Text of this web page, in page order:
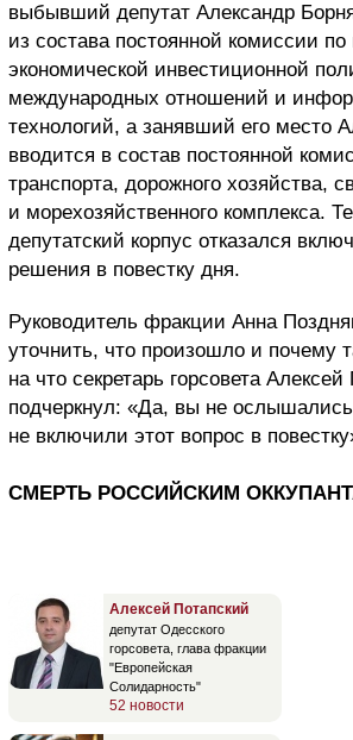
выбывший депутат Александр
из состава постоянной комиссии по
экономической инвестиционной
международных отношений и
технологий, а занявший его место
вводится в состав постоянной
транспорта, дорожного хозяйства,
и морехозяйственного комплекса.
депутатский корпус отказался
решения в повестку дня.
Руководитель фракции Анна
уточнить, что произошло и почему
на что секретарь горсовета Алексей
подчеркнул: «Да, вы не
не включили этот вопрос в
СМЕРТЬ РОССИЙСКИМ
Алексей Потапский
депутат Одесского
горсовета, глава фракции
"Европейская
Солидарность"
52 новости